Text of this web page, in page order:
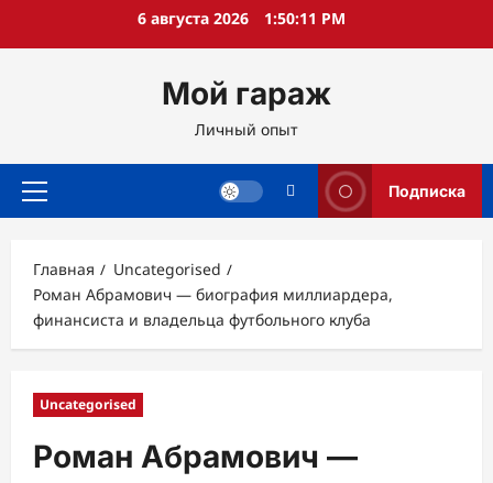
6 августа 2026 1:50:12 PM
Мой гараж
Личный опыт
Основное
Подписка
Главная
Uncategorised
Роман Абрамович — биография миллиардера,
финансиста и владельца футбольного клуба
Uncategorised
Роман Абрамович —